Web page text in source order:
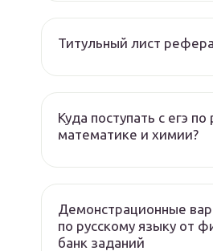
Титульный лист
Куда поступать с егэ по
математике и химии?
Демонстрационные
по русскому языку от
банк заданий